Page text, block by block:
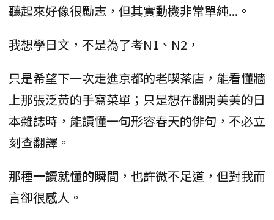
聽起來好像很勵志，但其實動機非常單純...。
我想學日文，不是為了考N1、N2，
只是希望下一次走進京都的老喫茶店，能看懂牆
上那張泛黃的手寫菜單；只是想在翻開美美的日
本雜誌時，能讀懂一句形容春天的俳句，不必立
刻查翻譯。
那種一讀就懂的瞬間 ，也許微不足道，但對我而
言卻很感人。